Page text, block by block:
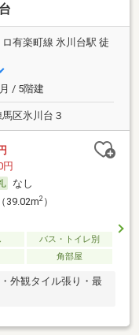
有楽町線 氷川台駅 徒
/ 5階建
区氷川台３
円
なし
39.02m2）
バス・トイレ別
角部屋
外観タイル張り・最